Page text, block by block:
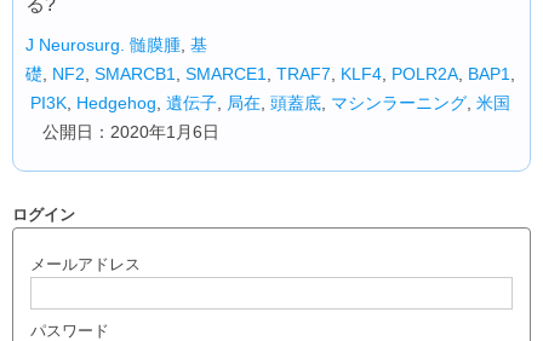
る?
J Neurosurg. 髄膜腫 基
礎
NF2 SMARCB1 SMARCE1 TRAF7 KLF4 POLR2A BAP1
PI3K Hedgehog 遺伝子 局在 頭蓋底 マシンラーニング 米国
公開日：2020年1月6日
ログイン
メールアドレス
パスワード